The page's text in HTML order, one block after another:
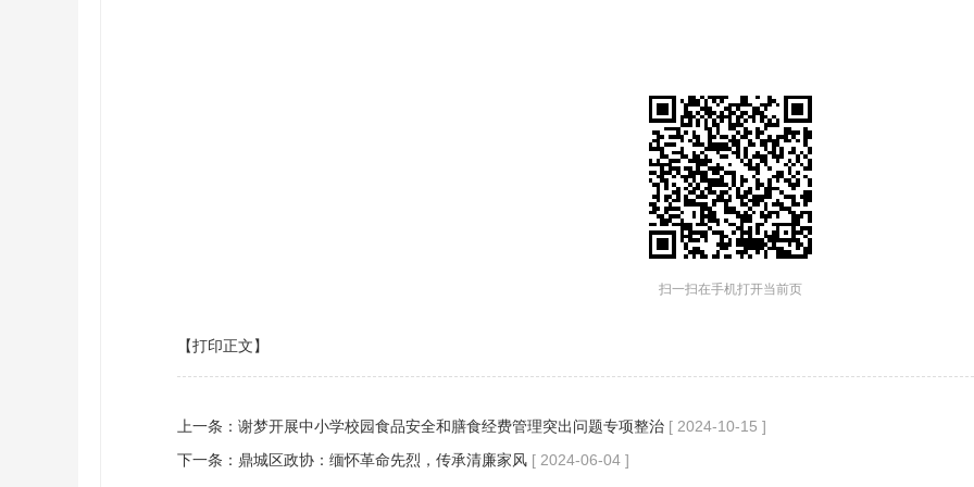
扫一扫在手机打开当前页
【打印正文】
上一条： 谢梦开展中小学校园食品安全和膳食经费管理突出问题专项整治 [ 2024-10-15 ]
下一条： 鼎城区政协：缅怀革命先烈，传承清廉家风 [ 2024-06-04 ]